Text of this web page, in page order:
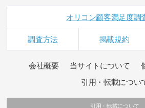
オリコン顧客満足度調
調査方法 掲載規約
会社概要 当サイトについて
引用・転載につい
引用・転載について